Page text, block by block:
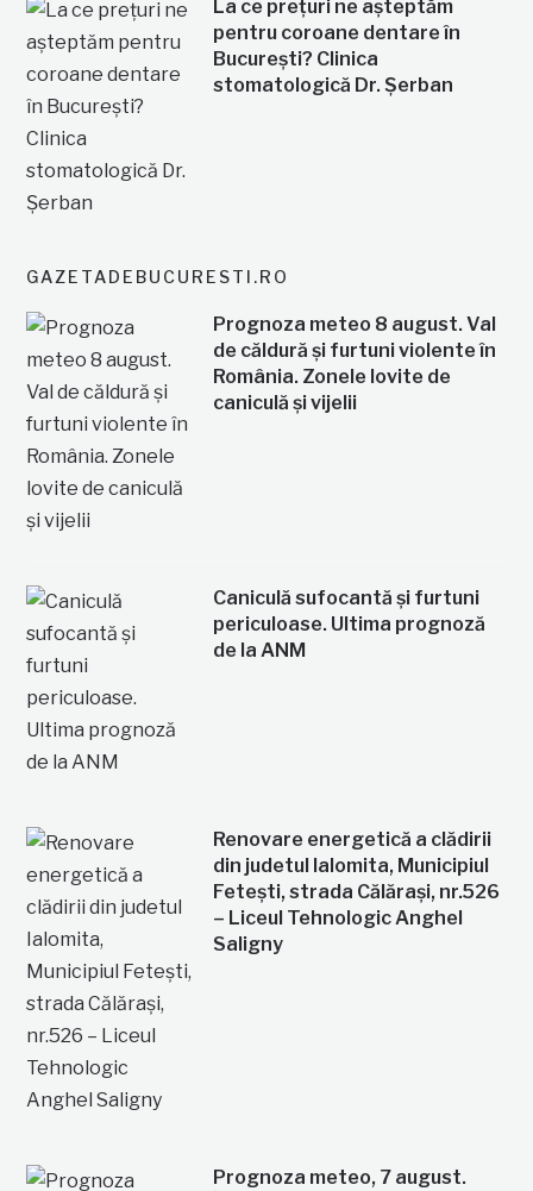
La ce prețuri ne așteptăm
pentru coroane dentare în
București? Clinica
stomatologică Dr. Șerban
GAZETADEBUCURESTI.RO
Prognoza meteo 8 august. Val
de căldură și furtuni violente în
România. Zonele lovite de
caniculă și vijelii
Caniculă sufocantă și furtuni
periculoase. Ultima prognoză
de la ANM
Renovare energetică a clădirii
din judetul Ialomita, Municipiul
Fetești, strada Călărași, nr.526
– Liceul Tehnologic Anghel
Saligny
Prognoza meteo, 7 august.